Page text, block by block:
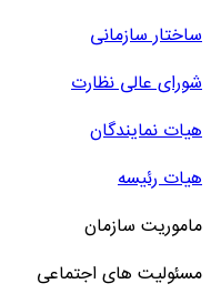
ساختار سازمانی
شورای عالی نظارت
هیات نمایندگان
هیات رئیسه
ماموریت سازمان
مسئولیت های اجتماعی